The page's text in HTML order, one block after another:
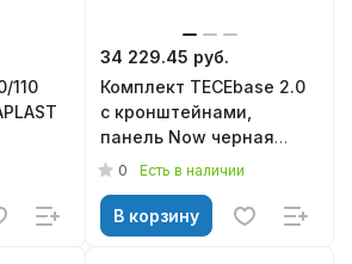
110
34 229.45 руб.
Комплект TECEbase 2.0
c кронштейнами,
панель Now черная
матовая 9400414
0 Есть в наличии
В корзину